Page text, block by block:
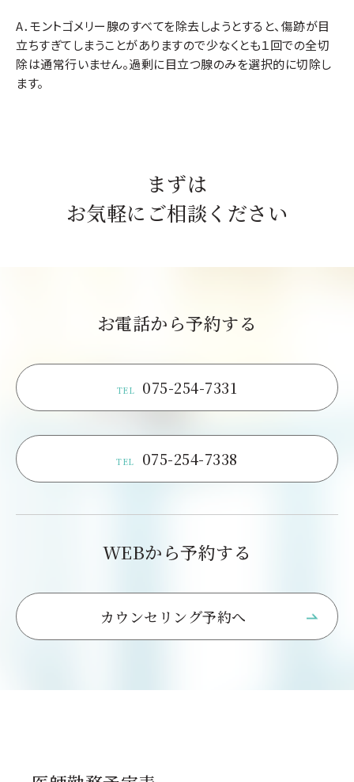
A．モントゴメリー腺のすべてを除去しようとすると、傷跡が目
立ちすぎてしまうことがありますので少なくとも１回での全切
除は通常行いません。過剰に目立つ腺のみを選択的に切除し
ます。
まずは
お気軽にご相談ください
お電話から予約する
TEL 075-254-7331
TEL 075-254-7338
WEBから予約する
カウンセリング予約へ